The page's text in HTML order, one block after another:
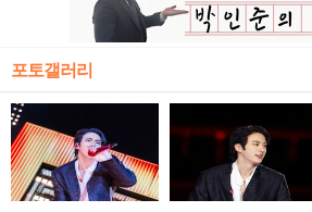
포토갤러리